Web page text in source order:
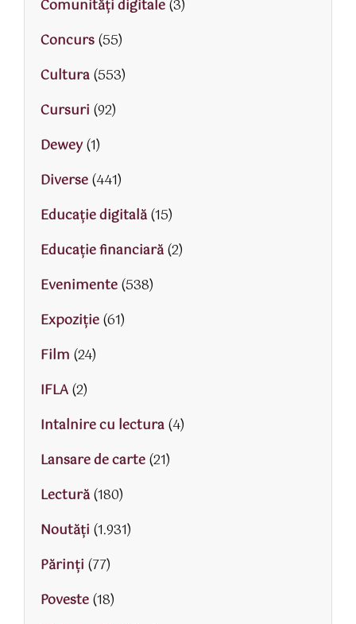
Comunități digitale(3)
Concurs(55)
Cultura(553)
Cursuri (92)
Dewey(1)
Diverse(441)
Educaţie digitală(15)
Educaţie financiară(2)
Evenimente(538)
Expoziție(61)
Film (24)
IFLA(2)
Intalnire cu lectura(4)
Lansare de carte(21)
Lectură(180)
Noutăți (1.931)
Părinţi (77)
Poveste(18)